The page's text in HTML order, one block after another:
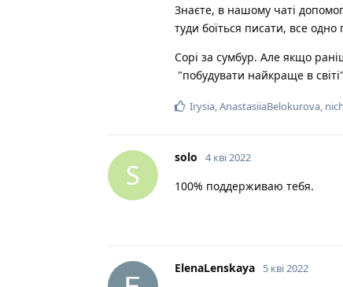
Знаєте, в нашому чаті
туди боїться писати, все
Сорі за сумбур. Але якщо
"побудувати найкраще в
Irysia,AnastasiiaBelokurova,
S
solo 4 кві 2022
100% поддерживаю тебя.
ElenaLenskaya 5 кві 2022